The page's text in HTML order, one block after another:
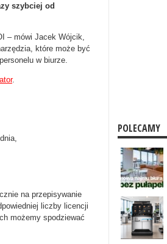
szybciej od
– mówi Jacek Wójcik,
które może być
w biurze.
.
na przepisywanie
liczby licencji
możemy spodziewać
POLECAMY